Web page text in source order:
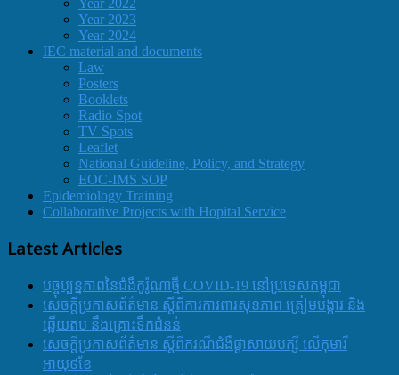
Year 2023
Year 2024
IEC material and documents
Law
Posters
Booklets
Radio Spot
TV Spots
Leaflet
National Guideline, Policy, and Strategy
EOC-IMS SOP
Epidemiology Training
Collaborative Projects with Hopital Service
Latest Articles
បច្ចុប្បន្នភាពនៃជំងឺកូរ៉ូណាថ្មី COVID-19 នៅប្រទេសកម្ពុជា
សេចក្តីប្រកាសព័ត៌មាន ស្តីពីការការពារសុខភាព ត្រៀមបង្ការ និង
ឆ្លើយតប នឹងគ្រោះទឹកជំនន់
សេចក្តីប្រកាសព័ត៌មាន ស្តីពីករណីជំងឺផ្តាសាយបក្សី លើកុមារី
អាយុ៩ខែ